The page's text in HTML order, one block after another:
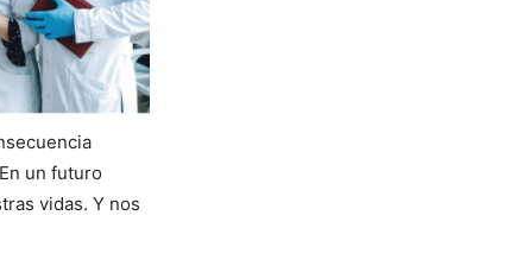
un futuro
vidas. Y nos